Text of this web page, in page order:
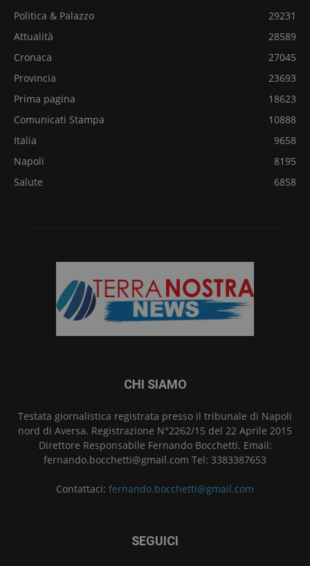
Politica & Palazzo
29231
Attualità
28589
Cronaca
27045
Provincia
23693
Prima pagina
18623
Comunicati Stampa
10888
Italia
9658
Napoli
8195
Salute
6858
CHI SIAMO
Testata giornalistica registrata presso il tribunale di Napoli
nord di Aversa. Registrazione N°2262/15 del 22 Aprile 2015
Direttore Responsabile Fernando Bocchetti. Email:
fernando.bocchetti@gmail.com Tel: 3383387653
Contattaci: fernando.bocchetti@gmail.com
SEGUICI